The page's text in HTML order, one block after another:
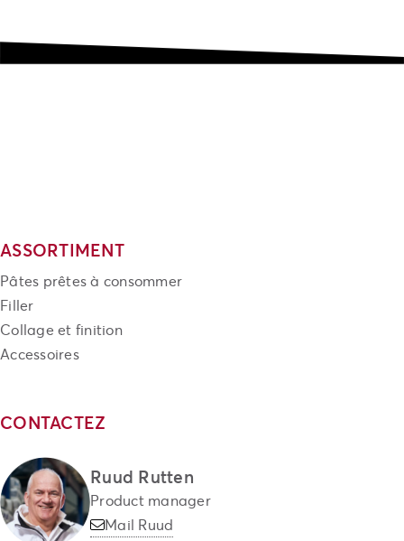
ASSORTIMENT
Pâtes prêtes à consommer
Filler
Collage et finition
Accessoires
CONTACTEZ
Ruud Rutten
Product manager
Mail Ruud